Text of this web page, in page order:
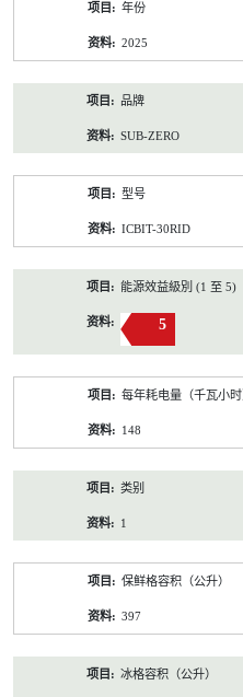
年份
2025
品牌
SUB-ZERO
型号
ICBIT-30RID
能源效益級別 (1 至 5)
5
每年耗电量（千瓦小时
148
类别
1
保鲜格容积（公升）
397
冰格容积（公升）